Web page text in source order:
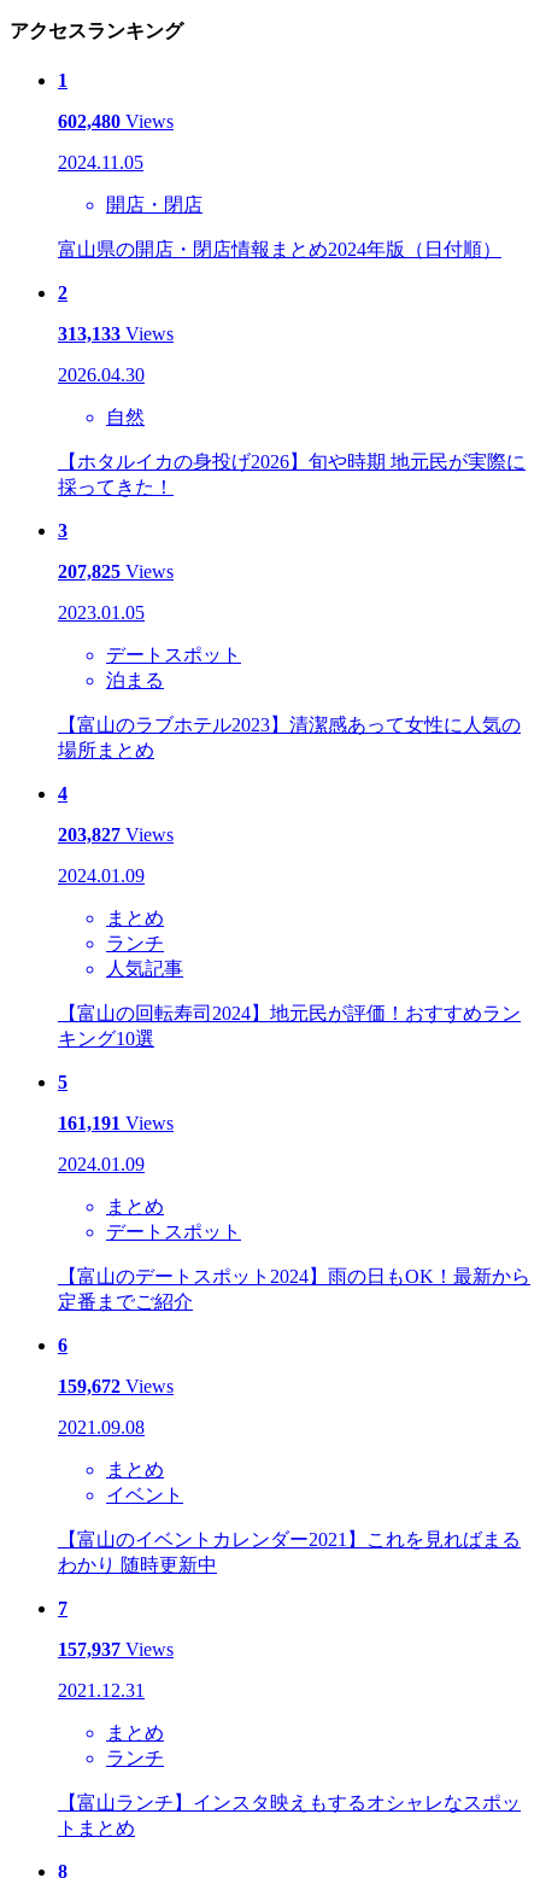
アクセスランキング
1
602,480 Views
2024.11.05
開店・閉店
富山県の開店・閉店情報まとめ2024年版（日付順）
2
313,133 Views
2026.04.30
自然
【ホタルイカの身投げ2026】旬や時期 地元民が実際に
採ってきた！
3
207,825 Views
2023.01.05
デートスポット
泊まる
【富山のラブホテル2023】清潔感あって女性に人気の
場所まとめ
4
203,827 Views
2024.01.09
まとめ
ランチ
人気記事
【富山の回転寿司2024】地元民が評価！おすすめラン
キング10選
5
161,191 Views
2024.01.09
まとめ
デートスポット
【富山のデートスポット2024】雨の日もOK！最新から
定番までご紹介
6
159,672 Views
2021.09.08
まとめ
イベント
【富山のイベントカレンダー2021】これを見ればまる
わかり 随時更新中
7
157,937 Views
2021.12.31
まとめ
ランチ
【富山ランチ】インスタ映えもするオシャレなスポッ
トまとめ
8